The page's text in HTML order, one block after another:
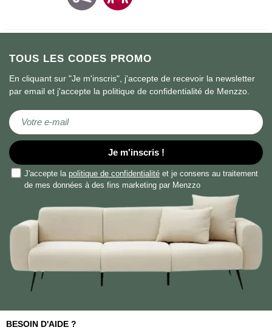
TOUS LES CODES PROMO
En cliquant sur "Je m'inscris", j'accepte de recevoir la newsletter
par email et j'accepte la politique de confidentialité de Menzzo.
Inscription à notre newsletter :
Je m'inscris !
J'accepte la politique de confidentialité et je consens au traitement
de mes données à des fins marketing par Menzzo
BESOIN D'AIDE ?